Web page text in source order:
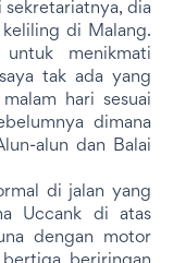
dia
di Malang.
menikmati
tak ada yang
hari sesuai
dimana
alun dan Balai
di jalan yang
Uccank di atas
dengan motor